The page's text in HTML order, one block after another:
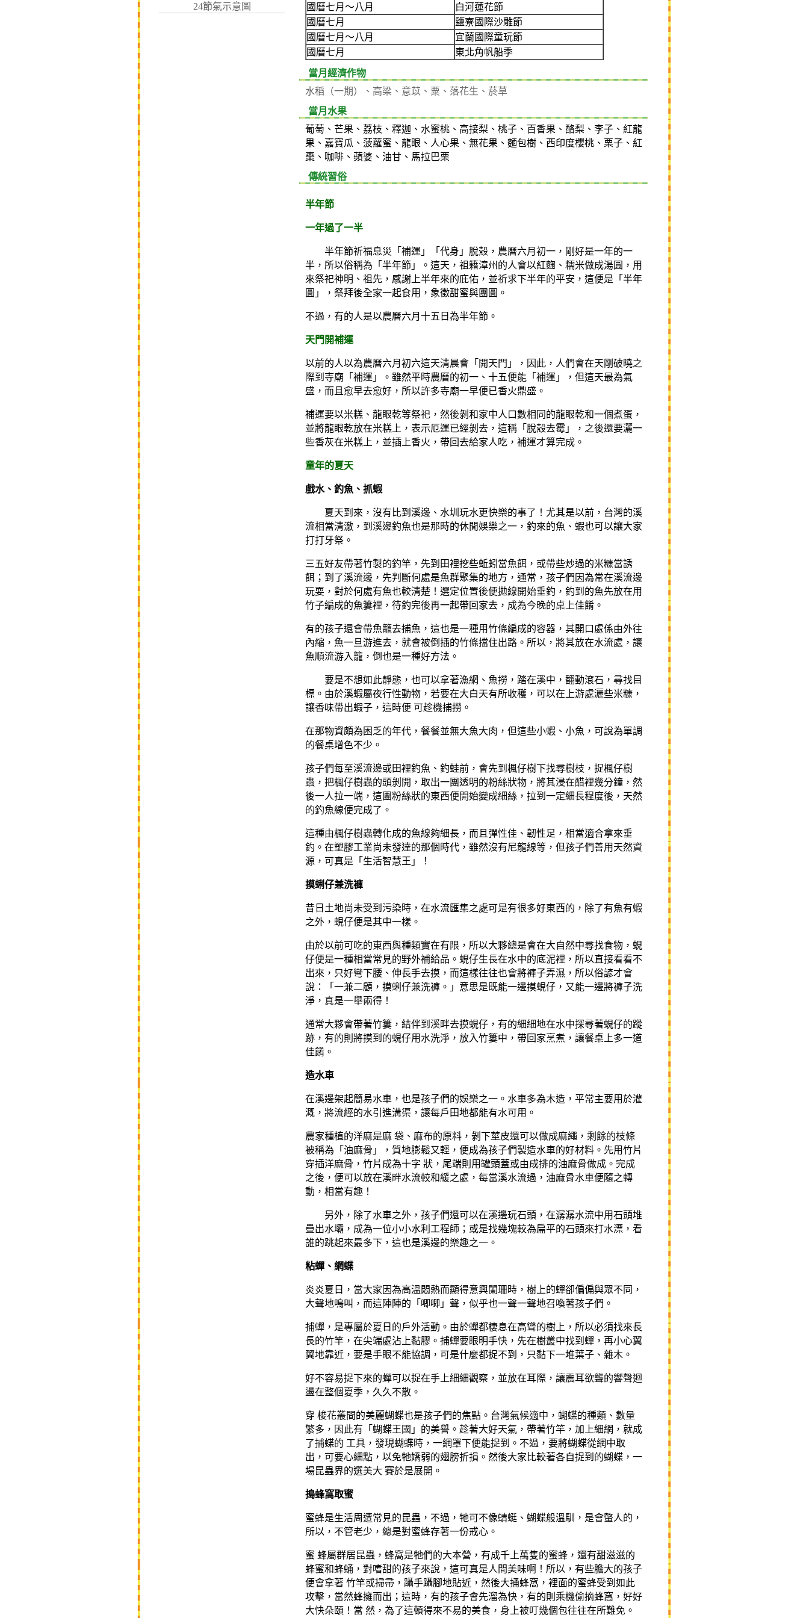
24節氣示意圖 國曆七月～八月
白河蓮花節
國曆七月
鹽寮國際沙雕節
國曆七月～八月
宜蘭國際童玩節
國曆七月
東北角帆船季
當月經濟作物
水稻（一期）、高梁、意苡、粟、落花生、菸草
當月水果
葡萄、芒果、荔枝、釋迦、水蜜桃、高接梨、桃子、百香果、酪梨、李子、紅龍
果、嘉寶瓜、菠蘿蜜、龍眼、人心果、無花果、麵包樹、西印度櫻桃、栗子、紅
棗、咖啡、蘋婆、油甘、馬拉巴栗
傳統習俗
半年節
一年過了一半
半年節祈福息災「補運」「代身」脫殼，農曆六月 初一 ，剛好是一年的一
半，所以俗稱為「半年節」。這天，祖籍漳州的人會以紅麴、糯米做成湯圓，用
來祭祀神明、祖先，感謝上半年來的庇佑，並祈求下半年的平安，這便是「半年
圓」，祭拜後全家一起食用，象徵甜蜜與團圓。
不過，有的人是以農曆六月十五日為半年節。
天門開補運
以前的人以為農曆六月初六這天清晨會「開天門」，因此，人們會在天剛破曉之
際到寺廟「補運」。雖然平時農曆的初一、十五便能「補運」，但這天最為氣
盛，而且愈早去愈好，所以許多寺廟一早便已香火鼎盛。
補運要以米糕、龍眼乾等祭祀，然後剝和家中人口數相同的龍眼乾和一個煮蛋，
並將龍眼乾放在米糕上，表示厄運已經剝去，這稱「脫殼去霉」，之後還要灑一
些香灰在米糕上，並插上香火，帶回去給家人吃，補運才算完成。
童年的夏天
戲水、釣魚、抓蝦
夏天到來，沒有比到溪邊、水圳玩水更快樂的事了！尤其是以前，台灣的溪
流相當清澈，到溪邊釣魚也是那時的休閒娛樂之一，釣來的魚、蝦也可以讓大家
打打牙祭。
三五好友帶著竹製的釣竿，先到田裡挖些蚯蚓當魚餌 ，或帶些炒過的米糠當誘
餌 ；到了溪流邊，先判斷何處是魚群聚集的地方，通常，孩子們因為常在溪流邊
玩耍，對於何處有魚也較清楚！選定位置後便拋線開始垂釣，釣到的魚先放在用
竹子編成的魚簍裡，待釣完後再一起帶回家去，成為今晚的桌上佳餚。
有的孩子還會帶魚籠去捕魚，這也是一種用竹條編成的容器，其開口處係由外往
內縮，魚一旦游進去，就會被倒插的竹條擋住出路。所以，將其放在水流處，讓
魚順流游入籠，倒也是一種好方法。
要是不想如此靜態，也可以拿著漁網、魚撈，踏在溪中，翻動滾石，尋找目
標。由於溪蝦屬夜行性動物，若要在大白天有所收穫，可以在上游處灑些米糠，
讓香味帶出蝦子，這時便 可趁機捕撈。
在那物資頗為困乏的年代，餐餐並無大魚大肉，但這些小蝦、小魚，可說為單調
的餐桌增色不少。
孩子們每至溪流邊或田裡釣魚、釣蛙前，會先到楓仔樹下找尋樹枝，捉楓仔樹
蟲 ，把楓仔樹蟲的頭剝開，取出一團透明的粉絲狀物，將其浸在醋裡幾分鐘，然
後一人拉一端，這團粉絲狀的東西便開始變成細絲，拉到一定細長程度後，天然
的釣魚線便完成了。
這種由楓仔樹蟲轉化成的魚線夠細長，而且彈性佳、韌性足，相當適合拿來垂
釣。在塑膠工業尚未發達的那個時代，雖然沒有尼龍線等，但孩子們善用天然資
源，可真是「生活智慧王」！
摸蜊仔兼洗褲
昔日土地尚未受到污染時，在水流匯集之處可是有很多好東西的，除了有魚有蝦
之外，蜆仔便是其中一樣。
由於以前可吃的東西與種類實在有限，所以大夥總是會在大自然中尋找食物，蜆
仔便是一種相當常見的野外補給品。蜆仔生長在水中的底泥裡，所以直接看看不
出來，只好彎下腰、伸長手去摸，而這樣往往也會將褲子弄濕，所以俗諺才會
說：「 一兼二顧，摸蜊仔兼洗褲。 」意思是既能一邊摸蜆仔，又能一邊將褲子洗
淨，真是一舉兩得！
通常大夥會帶著竹簍，結伴到溪畔去摸蜆仔，有的細細地在水中探尋著蜆仔的蹤
跡，有的則將摸到的蜆仔用水洗淨，放入竹簍中，帶回家烹煮，讓餐桌上多一道
佳餚。
造水車
在溪邊架起簡易水車，也是孩子們的娛樂之一。水車多為木造，平常主要用於灌
溉，將流經的水引進溝渠，讓每戶田地都能有水可用。
農家種植的洋麻是麻 袋、麻布的原料，剝下莖皮還可以做成麻繩，剩餘的枝條
被稱為「油麻骨」，質地膨鬆又輕，便成為孩子們製造水車的好材料。先用竹片
穿插洋麻骨，竹片成為十字 狀，尾端則用罐頭蓋或由成排的油麻骨做成。完成
之後，便可以放在溪畔水流較和緩之處，每當溪水流過，油麻骨水車便隨之轉
動，相當有趣！
另外，除了水車之外，孩子們還可以在溪邊玩石頭，在潺潺水流中用石頭堆
疊出水壩，成為一位小小水利工程師；或是找幾塊較為扁平的石頭來打水漂，看
誰的跳起來最多下，這也是溪邊的樂趣之一。
粘蟬、網蝶
炎炎夏日，當大家因為高溫悶熱而顯得意興闌珊時，樹上的蟬卻偏偏與眾不同，
大聲地鳴叫，而這陣陣的「唧唧」聲，似乎也一聲一聲地召喚著孩子們。
捕蟬，是專屬於夏日的戶外活動。由於蟬都棲息在高聳的樹上，所以必須找來長
長的竹竿，在尖端處沾上黏膠。捕蟬要眼明手快，先在樹叢中找到蟬，再小心翼
翼地靠近，要是手眼不能協調，可是什麼都捉不到，只黏下一堆葉子、雜木。
好不容易捉下來的蟬可以捉在手上細細觀察，並放在耳際，讓震耳欲聾的響聲迴
盪在整個夏季，久久不散。
穿 梭花叢間的美麗蝴蝶也是孩子們的焦點。台灣氣候適中，蝴蝶的種類、數量
繁多，因此有「蝴蝶王國」的美譽。趁著大好天氣，帶著竹竿，加上細網，就成
了捕蝶的 工具，發現蝴蝶時，一網罩下便能捉到。不過，要將蝴蝶從網中取
出，可要心細點，以免牠嬌弱的翅膀折損。然後大家比較著各自捉到的蝴蝶，一
場昆蟲界的選美大 賽於是展開。
搗蜂窩取蜜
蜜蜂是生活周遭常見的昆蟲，不過，牠可不像蜻蜓、蝴蝶般溫馴，是會螫人的，
所以，不管老少，總是對蜜蜂存著一份戒心。
蜜 蜂屬群居昆蟲，蜂窩是牠們的大本營，有成千上萬隻的蜜蜂，還有甜滋滋的
蜂蜜和蜂蛹，對嗜甜的孩子來說，這可真是人間美味啊！所以，有些膽大的孩子
便會拿著 竹竿或掃帚，躡手躡腳地貼近，然後大捅蜂窩，裡面的蜜蜂受到如此
攻擊，當然蜂擁而出；這時，有的孩子會先溜為快，有的則乘機偷摘蜂窩，好好
大快朵頤！當 然，為了這頓得來不易的美食，身上被叮幾個包往往在所難免。